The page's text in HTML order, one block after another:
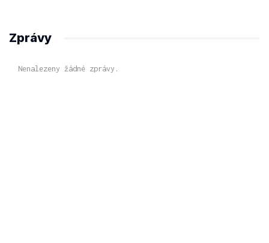
Zprávy
Nenalezeny žádné zprávy.